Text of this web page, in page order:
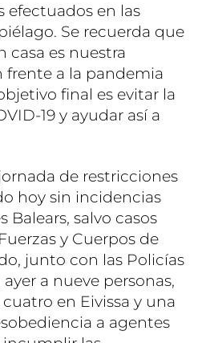
efectuados en las
Se recuerda que
casa es nuestra
a la pandemia
final es evitar la
19 y ayudar así a
de restricciones
hoy sin incidencias
Balears, salvo casos
y Cuerpos de
junto con las Policías
a nueve personas,
en Eivissa y una
a agentes